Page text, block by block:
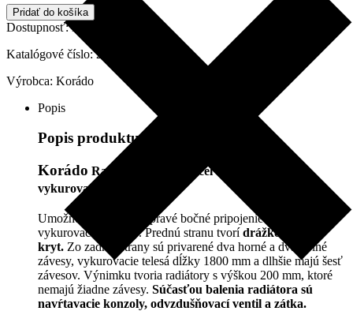
600/1800,
22060180-
0010
Pridať do košíka
Dostupnosť:Do 7 dní
Katalógové číslo:22060180-50-0010
Výrobca: Korádo
Popis
Popis produktu
Korádo Radik KLASIK
oceľové doskové
vykurovacie teleso.
Umožňujú ľavé alebo pravé bočné pripojenie na rozvod
vykurovacej sústavy. Prednú stranu tvorí drážkovaný
kryt. Zo zadnej strany sú privarené dva horné a dva dolné
závesy, vykurovacie telesá dĺžky 1800 mm a dlhšie majú šesť
závesov. Výnimku tvoria radiátory s výškou 200 mm, ktoré
nemajú žiadne závesy. Súčasťou balenia radiátora sú
navŕtavacie konzoly, odvzdušňovací ventil a zátka.